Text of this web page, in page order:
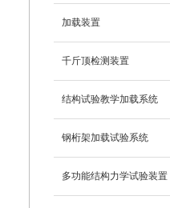
加载装置
千斤顶检测装置
结构试验教学加载系统
钢桁架加载试验系统
多功能结构力学试验装置